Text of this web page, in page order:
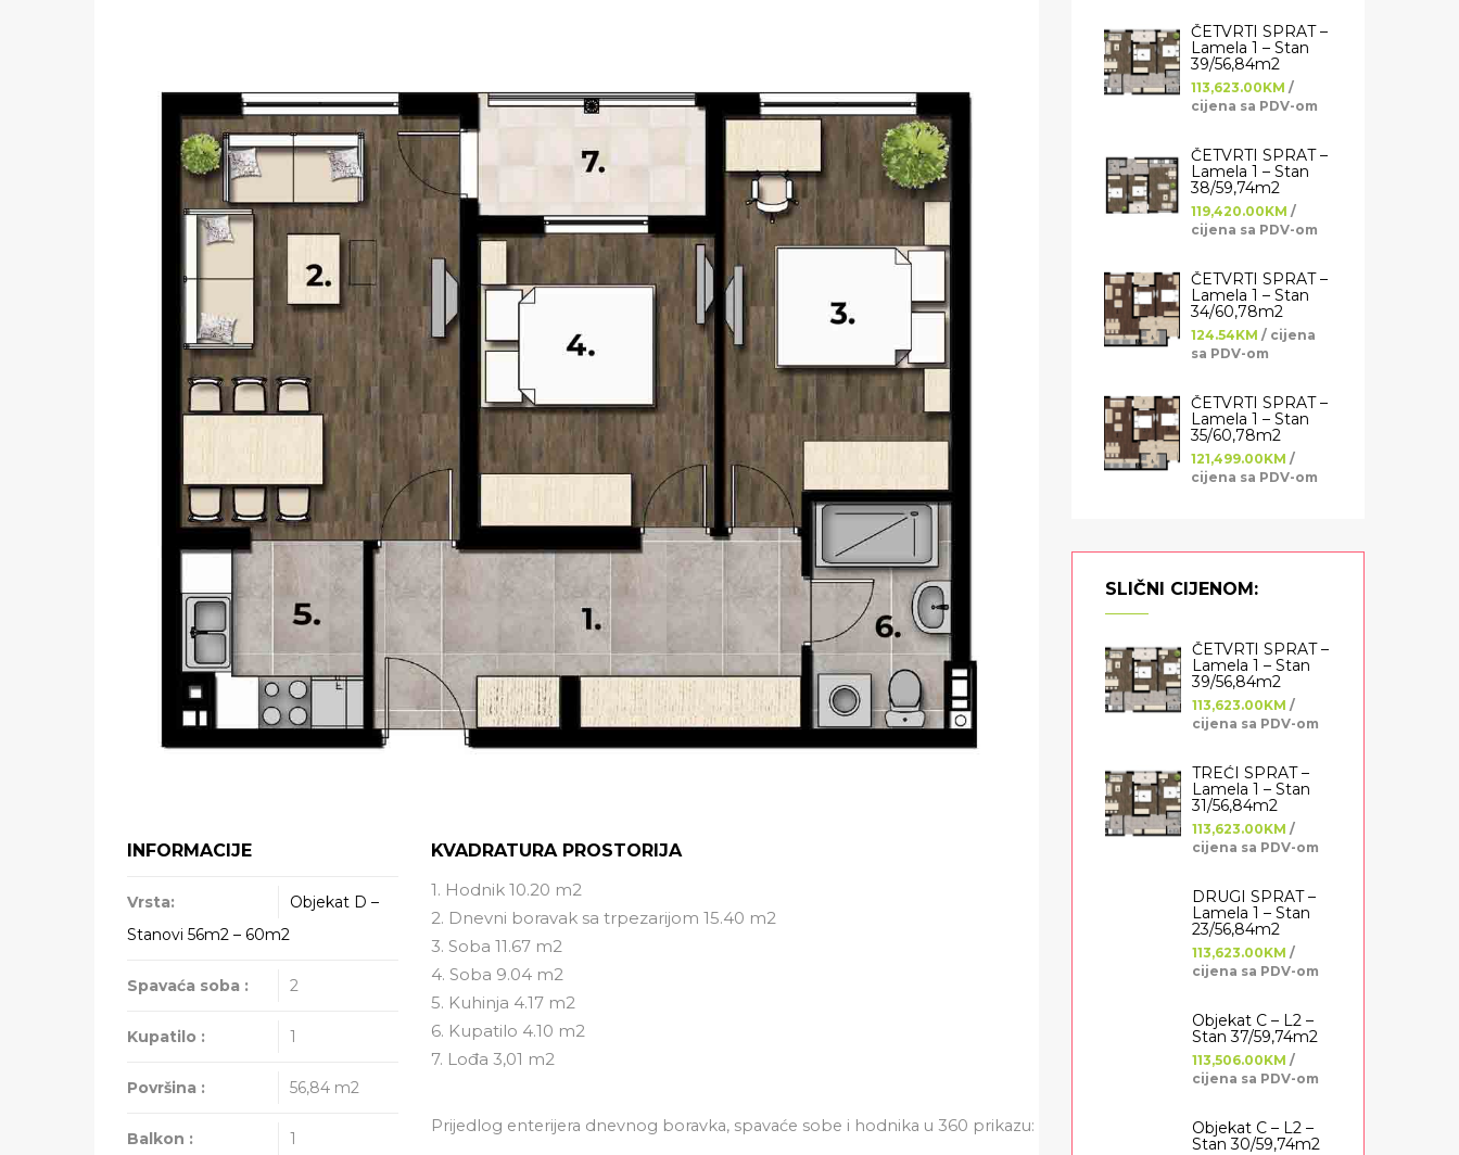
INFORMACIJE
Vrsta:
Objekat D –
Stanovi 56m2 – 60m2
Spavaća soba : 2
Kupatilo : 1
Površina : 56,84 m2
Balkon : 1
KVADRATURA PROSTORIJA
1. Hodnik 10.20 m2
2. Dnevni boravak sa trpezarijom 15.40 m2
3. Soba 11.67 m2
4. Soba 9.04 m2
5. Kuhinja 4.17 m2
6. Kupatilo 4.10 m2
7. Lođa 3,01 m2
Prijedlog enterijera dnevnog boravka, spavaće sobe i hodnika u 360 prikazu:
ČETVRTI SPRAT –
Lamela 1 – Stan
39/56,84m2
113,623.00KM /
cijena sa PDV-om
ČETVRTI SPRAT –
Lamela 1 – Stan
38/59,74m2
119,420.00KM /
cijena sa PDV-om
ČETVRTI SPRAT –
Lamela 1 – Stan
34/60,78m2
124.54KM / cijena
sa PDV-om
ČETVRTI SPRAT –
Lamela 1 – Stan
35/60,78m2
121,499.00KM /
cijena sa PDV-om
SLIČNI CIJENOM:
ČETVRTI SPRAT –
Lamela 1 – Stan
39/56,84m2
113,623.00KM /
cijena sa PDV-om
TREĆI SPRAT –
Lamela 1 – Stan
31/56,84m2
113,623.00KM /
cijena sa PDV-om
DRUGI SPRAT –
Lamela 1 – Stan
23/56,84m2
113,623.00KM /
cijena sa PDV-om
Objekat C – L2 –
Stan 37/59,74m2
113,506.00KM /
cijena sa PDV-om
Objekat C – L2 –
Stan 30/59,74m2